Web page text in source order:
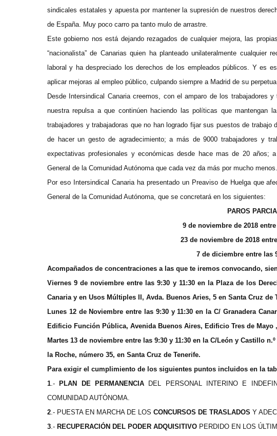
sindicales estatales y apuesta por mantener la supresión de nuestros
de España. Muy poco carro pa tanto mulo de arrastre.
Este gobierno nos está dejando rezagados de cualquier mejora, las
“nacionalista” de Canarias quien ha planteado unilateralmente cualquier
laboral y ha despreciado los derechos de los empleados públicos. Y es
aplicar mejoras al empleo público, culpando siempre a Madrid de su
Desde Intersindical Canaria creemos, con el amparo de los trabajadores
nuestra repulsa a que continúen haciendo las políticas que mantengan
trabajadores y trabajadoras que no han logrado fijar sus puestos de
de hacer un gesto de agradecimiento; a más de 9000 trabajadores y
expectativas profesionales y económicas desde hace mas de 20 años;
General de la Comunidad Autónoma que cada vez da más por mucho menos.
Por eso Intersindical Canaria ha presentado un Preaviso de Huelga que
General de la Comunidad Autónoma, que se concretará en los siguientes:
PAROS
9 de noviembre de 2018
23 de noviembre de 2018
7 de diciembre entre las
Acompañados de concentraciones a las que te iremos convocando,
Viernes 9 de noviembre entre las 9:30 y 11:30 en la Plaza de los
Canaria y en Usos Múltiples II, Avda. Buenos Aries, 5 en Santa Cruz de
Lunes 12 de Noviembre entre las 9:30 y 11:30 en la C/ Granadera
Edificio Función Pública, Avenida Buenos Aires, Edificio Tres de Mayo
Martes 13 de noviembre entre las 9:30 y 11:30 en la C/León y Castillo
la Roche, número 35, en Santa Cruz de Tenerife.
Para exigir el cumplimiento de los siguientes puntos incluidos en la
1 .- PLAN DE PERMANENCIADEL PERSONAL INTERINO E
COMUNIDAD AUTÓNOMA.
2 .- PUESTA EN MARCHA DE LOS CONCURSOS DE TRASLADOS Y
3 .- RECUPERACIÓN DEL PODER ADQUISITIVO PERDIDO EN LOS